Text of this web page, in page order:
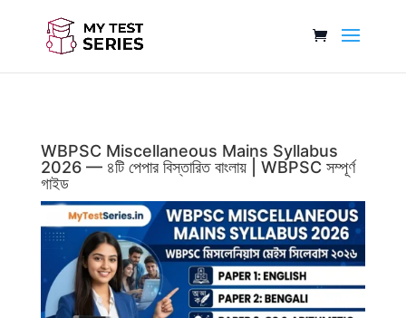
WBPSC Miscellaneous Mains Syllabus
2026 — ৪টি পেপার বিস্তারিত বাংলায় | WBPSC সম্পূর্ণ
গাইড